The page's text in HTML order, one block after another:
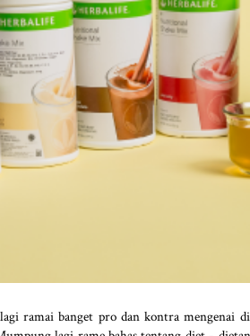
ramai banget pro dan kontra